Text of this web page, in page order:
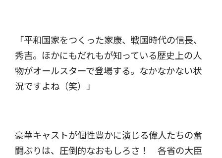
「平和国家をつくった家康、戦国時代の信長、
秀吉。ほかにもだれもが知っている歴史上の人
物がオールスターで登場する。なかなかない状
況ですよね（笑）」
豪華キャストが個性豊かに演じる偉人たちの奮
闘ぶりは、圧倒的なおもしろさ！ 各省の大臣